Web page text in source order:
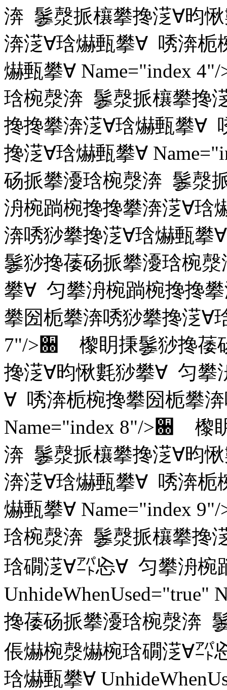
渀 䰀漀挀欀攀搀㴀∀昀
渀㴀∀琀爀甀攀∀ 唀渀栀
爀甀攀∀ Name="index
琀椀漀渀 䰀漀挀欀攀搀
搀搀攀渀㴀∀琀爀甀攀∀
搀㴀∀琀爀甀攀∀
砀挀攀瀀琀椀漀渀 䰀漀
洀椀䠀椀搀搀攀渀㴀∀琀
渀唀猀攀搀㴀∀琀爀甀
䰀猀搀䔀砀挀攀瀀琀椀
攀∀ 匀攀洀椀䠀椀搀搀
攀圀栀攀渀唀猀攀搀㴀∀
7"/>਀ 㰀眀㨀䰀猀搀䔀
搀㴀∀昀愀氀猀攀∀ 匀攀
∀ 唀渀栀椀搀攀圀栀攀
Name="index 8"/>਀ 㰀
渀 䰀漀挀欀攀搀㴀∀昀
渀㴀∀琀爀甀攀∀ 唀渀栀
爀甀攀∀ Name="index
琀椀漀渀 䰀漀挀欀攀搀
琀礀㴀∀㌀㤀∀ 匀攀洀椀
搀䔀砀挀攀瀀琀椀漀渀
倀爀椀漀爀椀琀礀㴀∀㌀
琀爀甀攀∀